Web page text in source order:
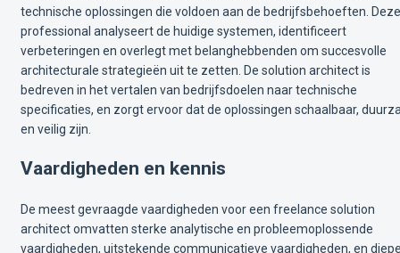
technische oplossingen die voldoen aan de bedrijfsbehoeften. Deze
professional analyseert de huidige systemen, identificeert
verbeteringen en overlegt met belanghebbenden om succesvolle
architecturale strategieën uit te zetten. De solution architect is
bedreven in het vertalen van bedrijfsdoelen naar technische
specificaties, en zorgt ervoor dat de oplossingen schaalbaar,
en veilig zijn.
Vaardigheden en kennis
De meest gevraagde vaardigheden voor een freelance solution
architect omvatten sterke analytische en probleemoplossende
vaardigheden, uitstekende communicatieve vaardigheden, en